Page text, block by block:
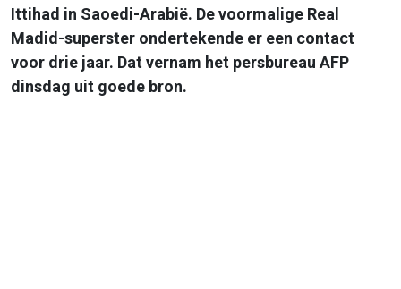
Ittihad in Saoedi-Arabië. De voormalige Real
Madid-superster ondertekende er een contact
voor drie jaar. Dat vernam het persbureau AFP
dinsdag uit goede bron.